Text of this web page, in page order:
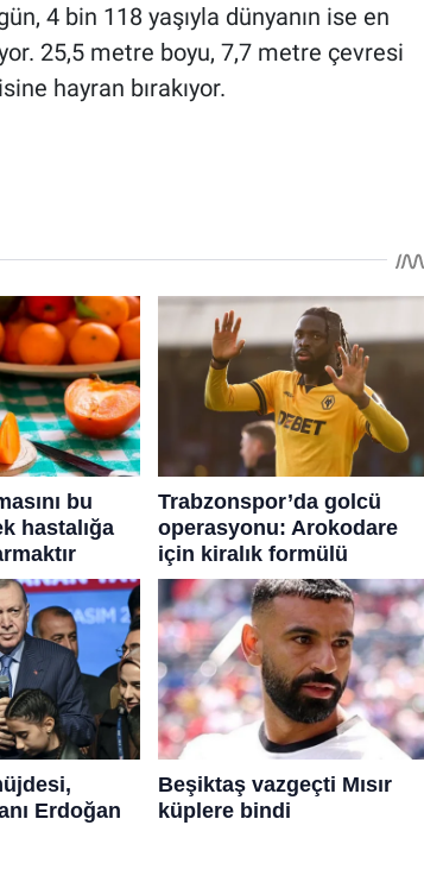
4 bin 118 yaşıyla dünyanın ise en
25,5 metre boyu, 7,7 metre çevresi
hayran bırakıyor.